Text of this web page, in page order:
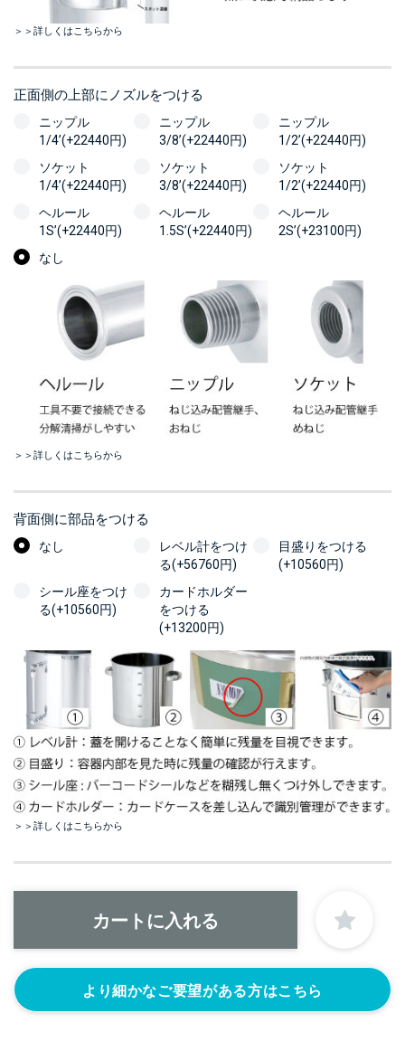
＞＞詳しくはこちらから
正面側の上部にノズルをつける
ニップル
1/4’(+22440円)
ニップル
3/8’(+22440円)
ニップル
1/2’(+22440円)
ソケット
1/4’(+22440円)
ソケット
3/8’(+22440円)
ソケット
1/2’(+22440円)
ヘルール
1S’(+22440円)
ヘルール
1.5S’(+22440円)
ヘルール
2S’(+23100円)
なし
＞＞詳しくはこちらから
背面側に部品をつける
なし
レベル計をつけ
る(+56760円)
目盛りをつける
(+10560円)
シール座をつけ
る(+10560円)
カードホルダー
をつける
(+13200円)
＞＞詳しくはこちらから
より細かなご要望がある方はこちら